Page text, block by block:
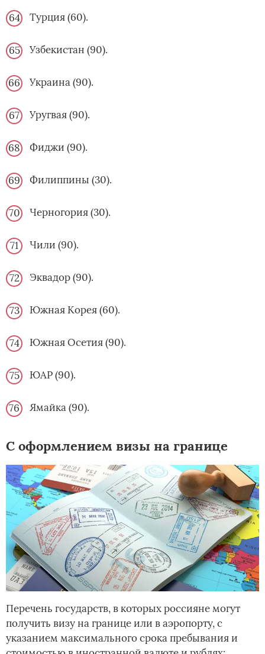
Турция (60).
Узбекистан (90).
Украина (90).
Уругвая (90).
Фиджи (90).
Филиппины (30).
Черногория (30).
Чили (90).
Эквадор (90).
Южная Корея (60).
Южная Осетия (90).
ЮАР (90).
Ямайка (90).
С оформлением визы на границе
Перечень государств, в которых россияне могут
получить визу на границе или в аэропорту, с
указанием максимального срока пребывания и